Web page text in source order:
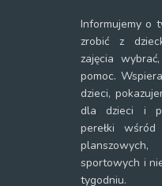
Informujemy o
zrobić z
zajęcia
pomoc.
dzieci,
dla dzieci i
perełki
sportowych i
tygodniu.